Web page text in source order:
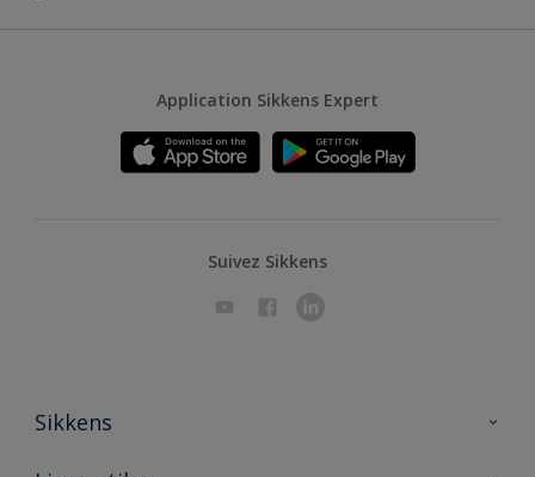
Application Sikkens Expert
Suivez Sikkens
Sikkens
A propos de Sikkens